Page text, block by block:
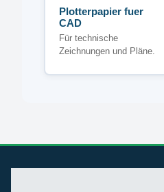
Plotterpapier fuer
CAD
Für technische
Zeichnungen und Pläne.